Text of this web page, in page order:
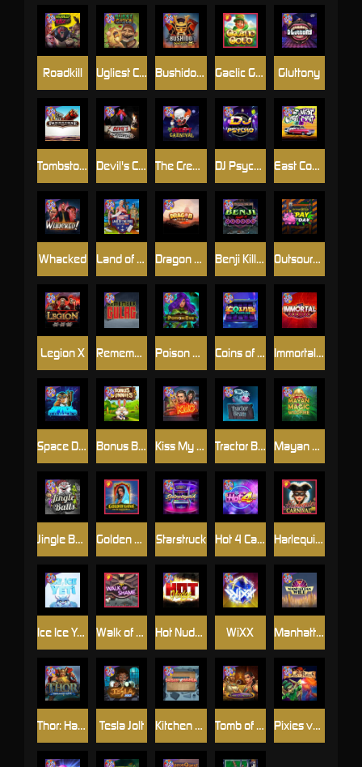
Outsourced: Payday
Manhattan Goes Wild
Roadkill
Kiss My Chainsaw Tractor Beam
Hot Nudge
Space Donkey
Land of the Free
Starstruck
Benji Killed in Vegas
Poison Eve
Devil's Crossroad
Tomb of Nefertiti
Golden Genie And The Walking Wilds
Dragon Tribe
Immortal Fruits
Tesla Jolt
Coins of Fortune
Gluttony
Mayan Magic Wildfire
WiXX
Legion X
Bonus Bunnies
DJ Psycho
Hot 4 Cash
Tombstone
Gaelic Gold
East Coast Vs West Coast
The Creepy Carnival
Whacked
Jingle Balls Harlequin Carnival
Walk of Shame
Kitchen Drama: Sushi Mania Pixies vs Pirates
Thor: Hammer Time
Ice Ice Yeti
Remember Gulag
Bushido Way xNudge
Ugliest Catch